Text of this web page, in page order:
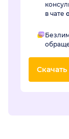
в чате